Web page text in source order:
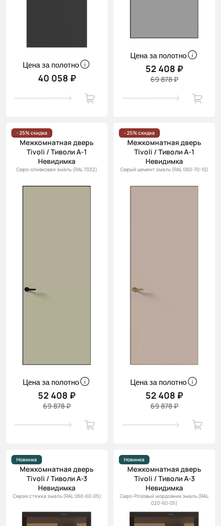
Цена за полотно
40 058 ₽
Цена за полотно
52 408 ₽
69 878 ₽
- 25% скидка
Межкомнатная дверь
Tivoli / Тиволи А-1
Невидимка
Серо-оливковая эмаль (RAL 7032)
Цена за полотно
52 408 ₽
69 878 ₽
- 25% скидка
Межкомнатная дверь
Tivoli / Тиволи А-1
Невидимка
Серый цемент эмаль (RAL 060-70-10)
Цена за полотно
52 408 ₽
69 878 ₽
Новинка
Межкомнатная дверь
Tivoli / Тиволи А-3
Невидимка
Серая стяжка эмаль (RAL 060-60-05)
Новинка
Межкомнатная дверь
Tivoli / Тиволи А-3
Невидимка
Серо-Розовый мордовник эмаль (RAL
020-60-05)